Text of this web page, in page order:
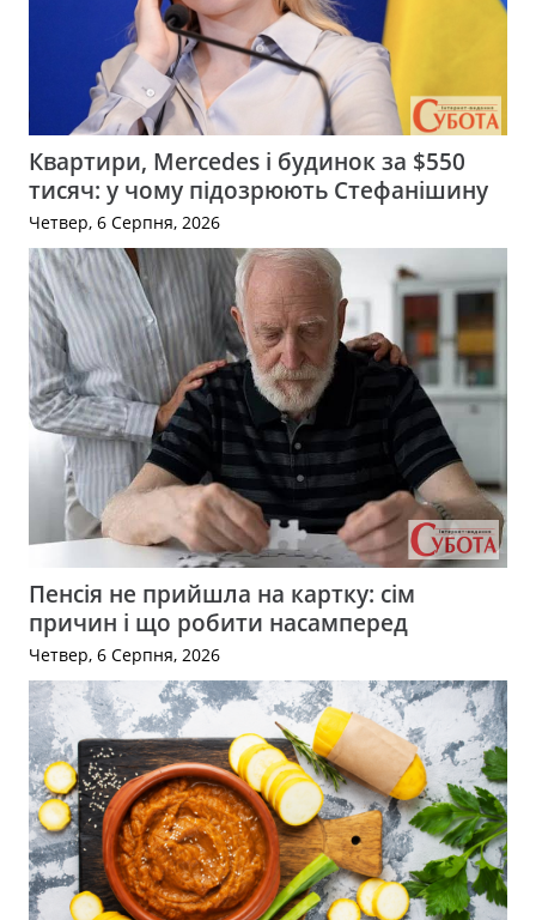
Квартири, Mercedes і будинок за $550
тисяч: у чому підозрюють Стефанішину
Четвер, 6 Серпня, 2026
Пенсія не прийшла на картку: сім
причин і що робити насамперед
Четвер, 6 Серпня, 2026